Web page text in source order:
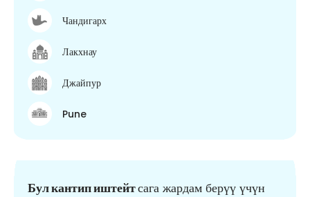
Чандигарх
Лакхнау
Джайпур
Pune
Бул кантип иштейтсага жардам берүү үчүн